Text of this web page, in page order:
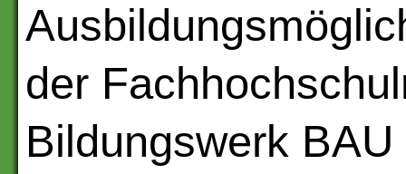
der
Bildungswerk